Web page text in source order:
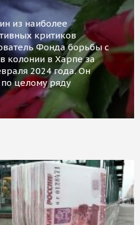
из наиболее
критиков
Фонда борьбы с
колонии в Харпе за
2024 года. Он
целому ряду